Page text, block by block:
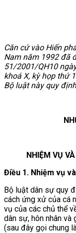
Căn cứ vào Hiến
Nam năm 1992 đã
51/2001/QH10
khoá X, kỳ họp thứ
Bộ luật này quy
NHIỆM VỤ
Điều 1. Nhiệm vụ
Bộ luật dân sự quy
cách ứng xử của cá
vụ của các chủ thể
dân sự, hôn nhân và
(sau đây gọi chung